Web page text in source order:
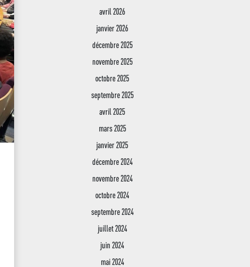
avril 2026
janvier 2026
décembre 2025
novembre 2025
octobre 2025
septembre 2025
avril 2025
mars 2025
janvier 2025
décembre 2024
novembre 2024
octobre 2024
septembre 2024
juillet 2024
juin 2024
mai 2024